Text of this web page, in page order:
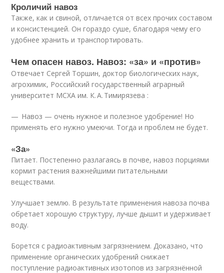
Кроличий навоз
Также, как и свиной, отличается от всех прочих составом
и консистенцией. Он гораздо суше, благодаря чему его
удобнее хранить и транспортировать.
Чем опасен навоз. Навоз: «за» и «против»
Отвечает Сергей Торшин, доктор биологических наук,
агрохимик, Российский государственный аграрный
университет МСХА им. К. А. Тимирязева :
— Навоз — очень нужное и полезное удобрение! Но
применять его нужно умеючи. Тогда и проблем не будет.
«За»
Питает. Постепенно разлагаясь в почве, навоз порциями
кормит растения важнейшими питательными
веществами.
Улучшает землю. В результате применения навоза почва
обретает хорошую структуру, лучше дышит и удерживает
воду.
Борется с радиоактивным загрязнением. Доказано, что
применение органических удобрений снижает
поступление радиоактивных изотопов из загрязнённой